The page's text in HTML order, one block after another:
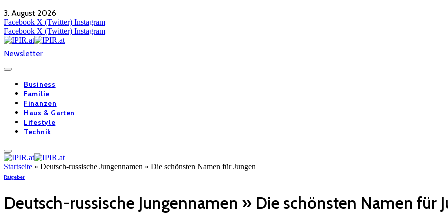
3. August 2026
Facebook X (Twitter) Instagram
Facebook X (Twitter) Instagram
Newsletter
Business
Familie
Finanzen
Haus & Garten
Lifestyle
Technik
Startseite » Deutsch-russische Jungennamen » Die schönsten Namen für Jungen
Ratgeber
Deutsch-russische Jungennamen » Die schönsten Namen für